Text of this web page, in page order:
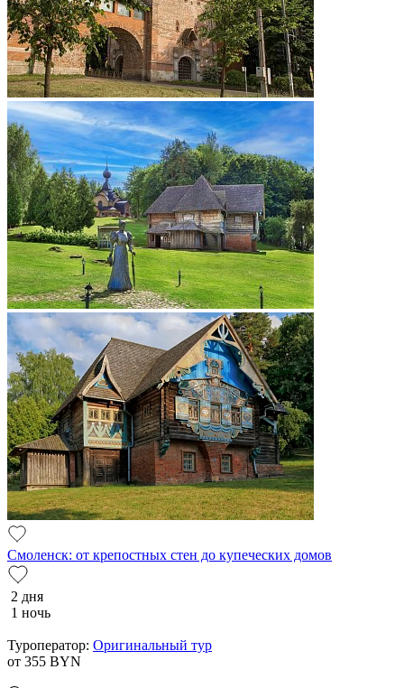
Смоленск: от крепостных стен до купеческих домов
2 дня
1 ночь
Туроператор: Оригинальный тур
от 355 BYN